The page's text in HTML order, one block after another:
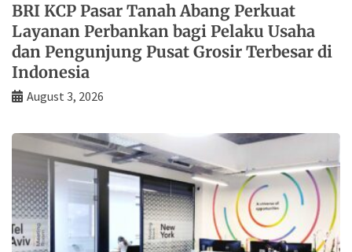
BRI KCP Pasar Tanah Abang Perkuat
Layanan Perbankan bagi Pelaku Usaha
dan Pengunjung Pusat Grosir Terbesar di
Indonesia
August 3, 2026